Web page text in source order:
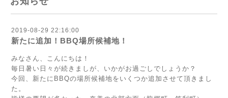
2019-08-29 22:16:00
新たに追加！BBQ場所候補地！
みなさん、こんにちは！
毎日暑い日々が続きましが、いかがお過ごしでしょうか？
今回、新たにBBQの場所候補地をいくつか追加させて頂きまし
た。